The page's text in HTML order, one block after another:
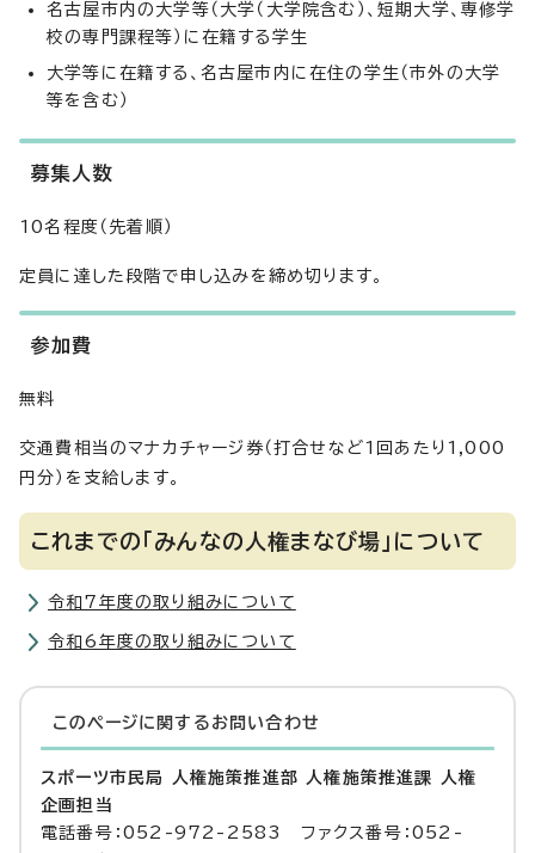
名古屋市内の大学等（大学（大学院含む）、短期大学、専修学
校の専門課程等）に在籍する学生
大学等に在籍する、名古屋市内に在住の学生（市外の大学
等を含む）
募集人数
10名程度（先着順）
定員に達した段階で申し込みを締め切ります。
参加費
無料
交通費相当のマナカチャージ券（打合せなど1回あたり1,000
円分）を支給します。
これまでの「みんなの人権まなび場」について
令和7年度の取り組みについて
令和6年度の取り組みについて
このページに関する お問い合わせ
スポーツ市民局 人権施策推進部 人権施策推進課 人権
企画担当
電話番号：052-972-2583 ファクス番号：052-